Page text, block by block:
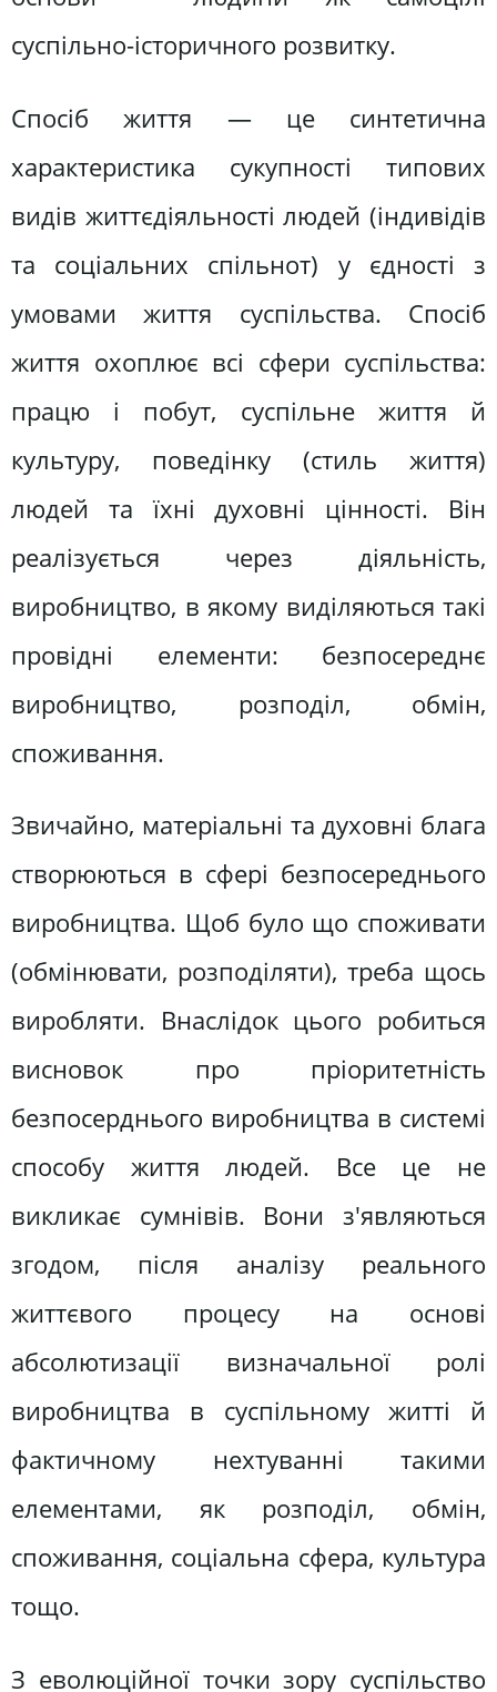
суспільно-історичного розвитку.
Спосіб життя — це синтетична
характеристика сукупності типових
видів життєдіяльності людей (індивідів
та соціальних спільнот) у єдності з
умовами життя суспільства. Спосіб
життя охоплює всі сфери суспільства:
працю і побут, суспільне життя й
культуру, поведінку (стиль життя)
людей та їхні духовні цінності. Він
реалізується через діяльність,
виробництво, в якому виділяються такі
провідні елементи: безпосереднє
виробництво, розподіл, обмін,
споживання.
Звичайно, матеріальні та духовні блага
створюються в сфері безпосереднього
виробництва. Щоб було що споживати
(обмінювати, розподіляти), треба щось
виробляти. Внаслідок цього робиться
висновок про пріоритетність
безпосерднього виробництва в системі
способу життя людей. Все це не
викликає сумнівів. Вони з'являються
згодом, після аналізу реального
життєвого процесу на основі
абсолютизації визначальної ролі
виробництва в суспільному житті й
фактичному нехтуванні такими
елементами, як розподіл, обмін,
споживання, соціальна сфера, культура
тощо.
З еволюційної точки зору суспільство